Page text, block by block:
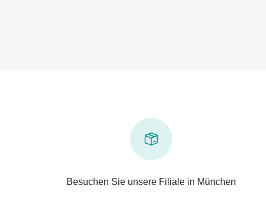
Besuchen Sie unsere Filiale in München